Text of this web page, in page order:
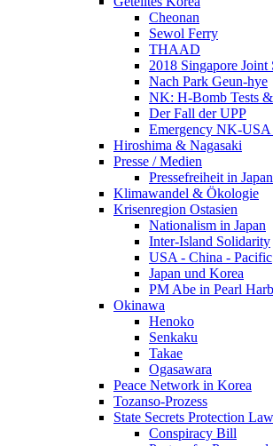
Cheonan
Sewol Ferry
THAAD
2018 Singapore Joint
Nach Park Geun-hye
NK: H-Bomb Tests
Der Fall der UPP
Emergency NK-USA
Hiroshima & Nagasaki
Presse / Medien
Pressefreiheit in Japan
Klimawandel & Ökologie
Krisenregion Ostasien
Nationalism in Japan
Inter-Island Solidarity
USA - China - Pacific
Japan und Korea
PM Abe in Pearl
Okinawa
Henoko
Senkaku
Takae
Ogasawara
Peace Network in Korea
Tozanso-Prozess
State Secrets Protection Law
Conspiracy Bill